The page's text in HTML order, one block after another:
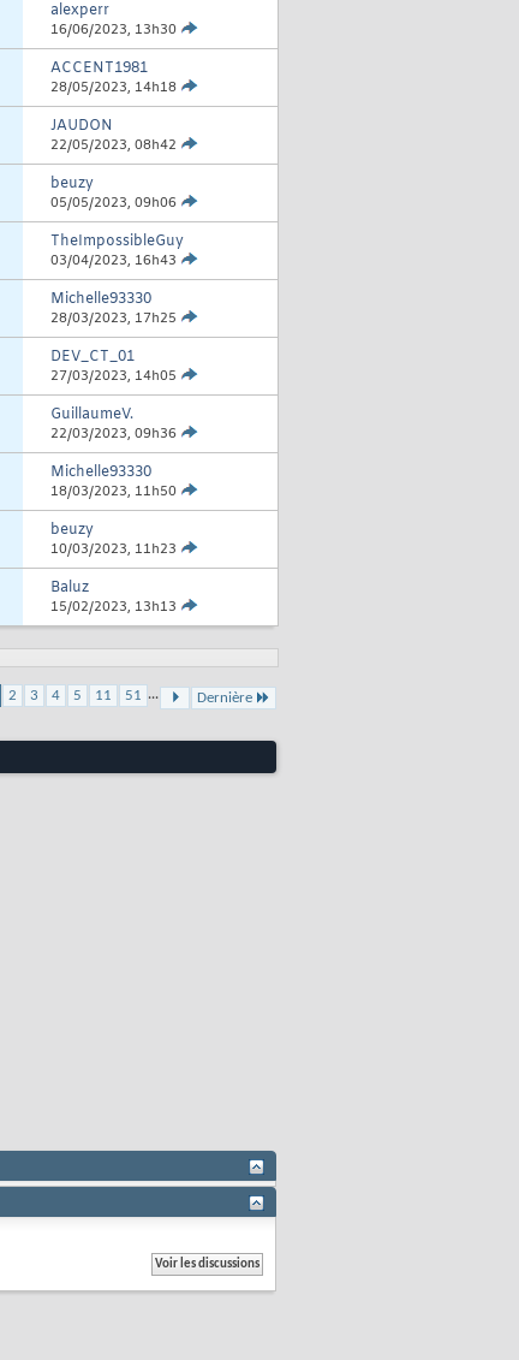
alexperr
16/06/2023, 13h30
ACCENT1981
28/05/2023, 14h18
JAUDON
22/05/2023, 08h42
beuzy
05/05/2023, 09h06
TheImpossibleGuy
03/04/2023, 16h43
Michelle93330
28/03/2023, 17h25
DEV_CT_01
27/03/2023, 14h05
GuillaumeV.
22/03/2023, 09h36
Michelle93330
18/03/2023, 11h50
beuzy
10/03/2023, 11h23
Baluz
15/02/2023, 13h13
2 3 4 5 11 51 ... Dernière